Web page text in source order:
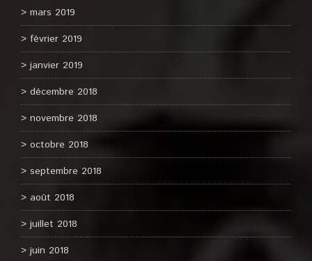
mars 2019
février 2019
janvier 2019
décembre 2018
novembre 2018
octobre 2018
septembre 2018
août 2018
juillet 2018
juin 2018